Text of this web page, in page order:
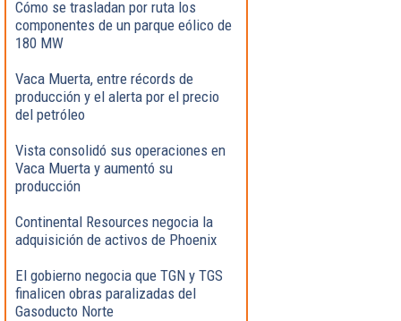
Cómo se trasladan por ruta los
componentes de un parque eólico de
180 MW
Vaca Muerta, entre récords de
producción y el alerta por el precio
del petróleo
Vista consolidó sus operaciones en
Vaca Muerta y aumentó su
producción
Continental Resources negocia la
adquisición de activos de Phoenix
El gobierno negocia que TGN y TGS
finalicen obras paralizadas del
Gasoducto Norte